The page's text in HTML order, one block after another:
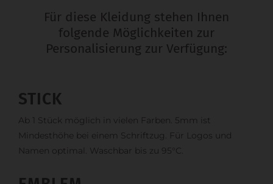
Für diese Kleidung stehen Ihnen
folgende Möglichkeiten zur
Personalisierung zur Verfügung:
STICK
Ab 1 Stück möglich in vielen Farben. 5mm ist
Mindesthöhe bei einem Schriftzug. Für Logos und
Namen optimal. Waschbar bis zu 95°C.